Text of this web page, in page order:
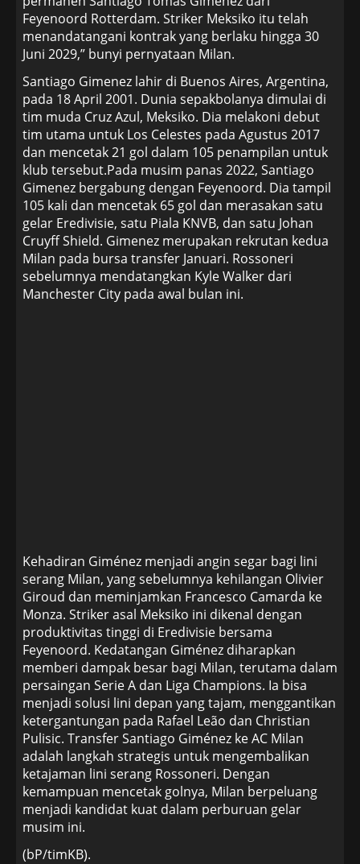
Feyenoord Rotterdam. Striker Meksiko itu telah
menandatangani kontrak yang berlaku hingga 30
Juni 2029,” bunyi pernyataan Milan.
Santiago Gimenez lahir di Buenos Aires, Argentina,
pada 18 April 2001. Dunia sepakbolanya dimulai di
tim muda Cruz Azul, Meksiko. Dia melakoni debut
tim utama untuk Los Celestes pada Agustus 2017
dan mencetak 21 gol dalam 105 penampilan untuk
klub tersebut.Pada musim panas 2022, Santiago
Gimenez bergabung dengan Feyenoord. Dia tampil
105 kali dan mencetak 65 gol dan merasakan satu
gelar Eredivisie, satu Piala KNVB, dan satu Johan
Cruyff Shield. Gimenez merupakan rekrutan kedua
Milan pada bursa transfer Januari. Rossoneri
sebelumnya mendatangkan Kyle Walker dari
Manchester City pada awal bulan ini.
Kehadiran Giménez menjadi angin segar bagi lini
serang Milan, yang sebelumnya kehilangan Olivier
Giroud dan meminjamkan Francesco Camarda ke
Monza. Striker asal Meksiko ini dikenal dengan
produktivitas tinggi di Eredivisie bersama
Feyenoord. Kedatangan Giménez diharapkan
memberi dampak besar bagi Milan, terutama dalam
persaingan Serie A dan Liga Champions. Ia bisa
menjadi solusi lini depan yang tajam, menggantikan
ketergantungan pada Rafael Leão dan Christian
Pulisic. Transfer Santiago Giménez ke AC Milan
adalah langkah strategis untuk mengembalikan
ketajaman lini serang Rossoneri. Dengan
kemampuan mencetak golnya, Milan berpeluang
menjadi kandidat kuat dalam perburuan gelar
musim ini.
(bP/timKB).